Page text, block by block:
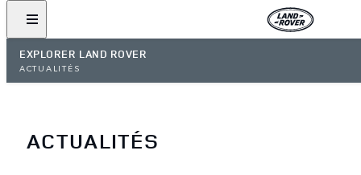
EXPLORER LAND ROVER
ACTUALITÉS
ACTUALITÉS